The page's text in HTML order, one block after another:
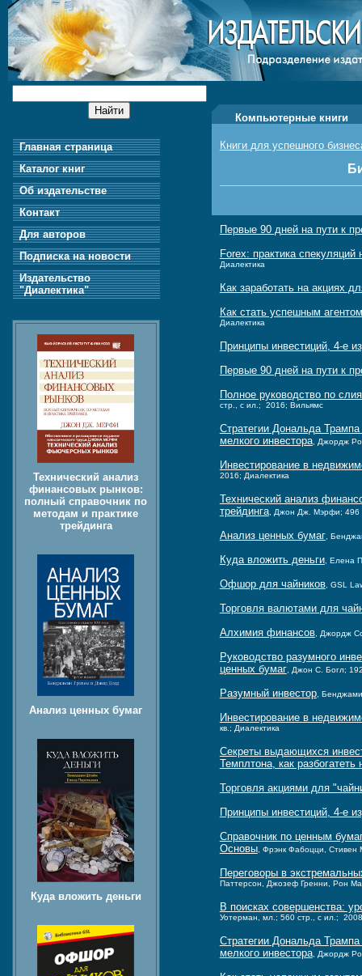
Главная страница
Каталог книг
Об издательстве
Контакт
Для авторов
Подписка на новости
Издательство
"Диалектика"
Технический анализ
финансовых рынков:
полный справочник по
методам и практике
трейдинга
Анализ ценных бумаг
Куда вложить деньги
Компьютерные книги
Книги для успешного
Первые 90 дней на пути к
Forex: практика спекуляций
Диалектика
Как заработать на акциях
Как стать успешным
Диалектика
Принципы инвестиций, 4-е
Первые 90 дней на пути к
Полное руководство по
стр., с ил.; 2016; Вильямс
Стратегии Дональда
мелкого инвестора, Джордж
Инвестирование в
2016; Диалектика
Технический анализ
трейдинга, Джон Дж. Мэрфи; 496
Анализ ценных бумаг,
Куда вложить деньги, Елена
Офшор для чайников, GSL
Торговля валютами для
Алхимия финансов, Джордж
Руководство разумного
ценных бумаг, Джон С. Богл;
Разумный инвестор,
Инвестирование в
кв.; Диалектика
Секреты выдающихся
Темплтона, как
Торговля акциями для
Принципы инвестиций, 4-е
Справочник по ценным
Основы, Фрэнк Фабоцци, Стивен
Переговоры в
Паттерсон, Джозеф Гренни, Рон
В поисках совершенства:
Уотерман, мл.; 560 стр., с ил.;
Стратегии Дональда
мелкого инвестора, Джордж